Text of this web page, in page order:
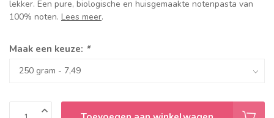
lekker. Een pure, biologische en huisgemaakte notenpasta van
100% noten. Lees meer.
Maak een keuze: *